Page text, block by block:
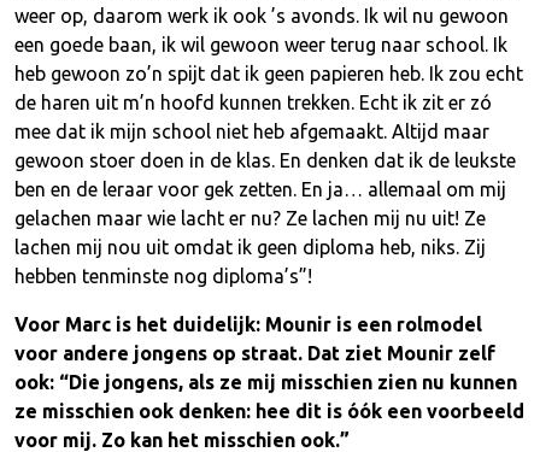
weer op, daarom werk ik ook ’s avonds. Ik wil nu gewoon
een goede baan, ik wil gewoon weer terug naar school. Ik
heb gewoon zo’n spijt dat ik geen papieren heb. Ik zou echt
de haren uit m’n hoofd kunnen trekken. Echt ik zit er zó
mee dat ik mijn school niet heb afgemaakt. Altijd maar
gewoon stoer doen in de klas. En denken dat ik de leukste
ben en de leraar voor gek zetten. En ja… allemaal om mij
gelachen maar wie lacht er nu? Ze lachen mij nu uit! Ze
lachen mij nou uit omdat ik geen diploma heb, niks. Zij
hebben tenminste nog diploma’s”!
Voor Marc is het duidelijk: Mounir is een rolmodel
voor andere jongens op straat. Dat ziet Mounir zelf
ook: “Die jongens, als ze mij misschien zien nu kunnen
ze misschien ook denken: hee dit is óók een voorbeeld
voor mij. Zo kan het misschien ook.”